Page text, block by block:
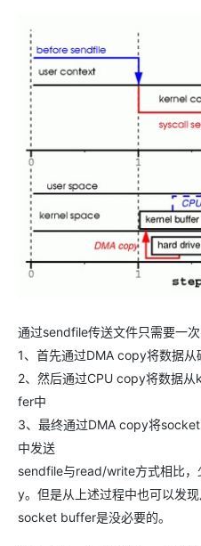
通过sendfile传送文件只需要一
1、首先通过DMA copy将数据
2、然后通过CPU copy将数据
fer中
3、最终通过DMA copy将
中发送
sendfile与read/write方式相比
y。但是从上述过程中也可以发
socket buffer是没必要的。